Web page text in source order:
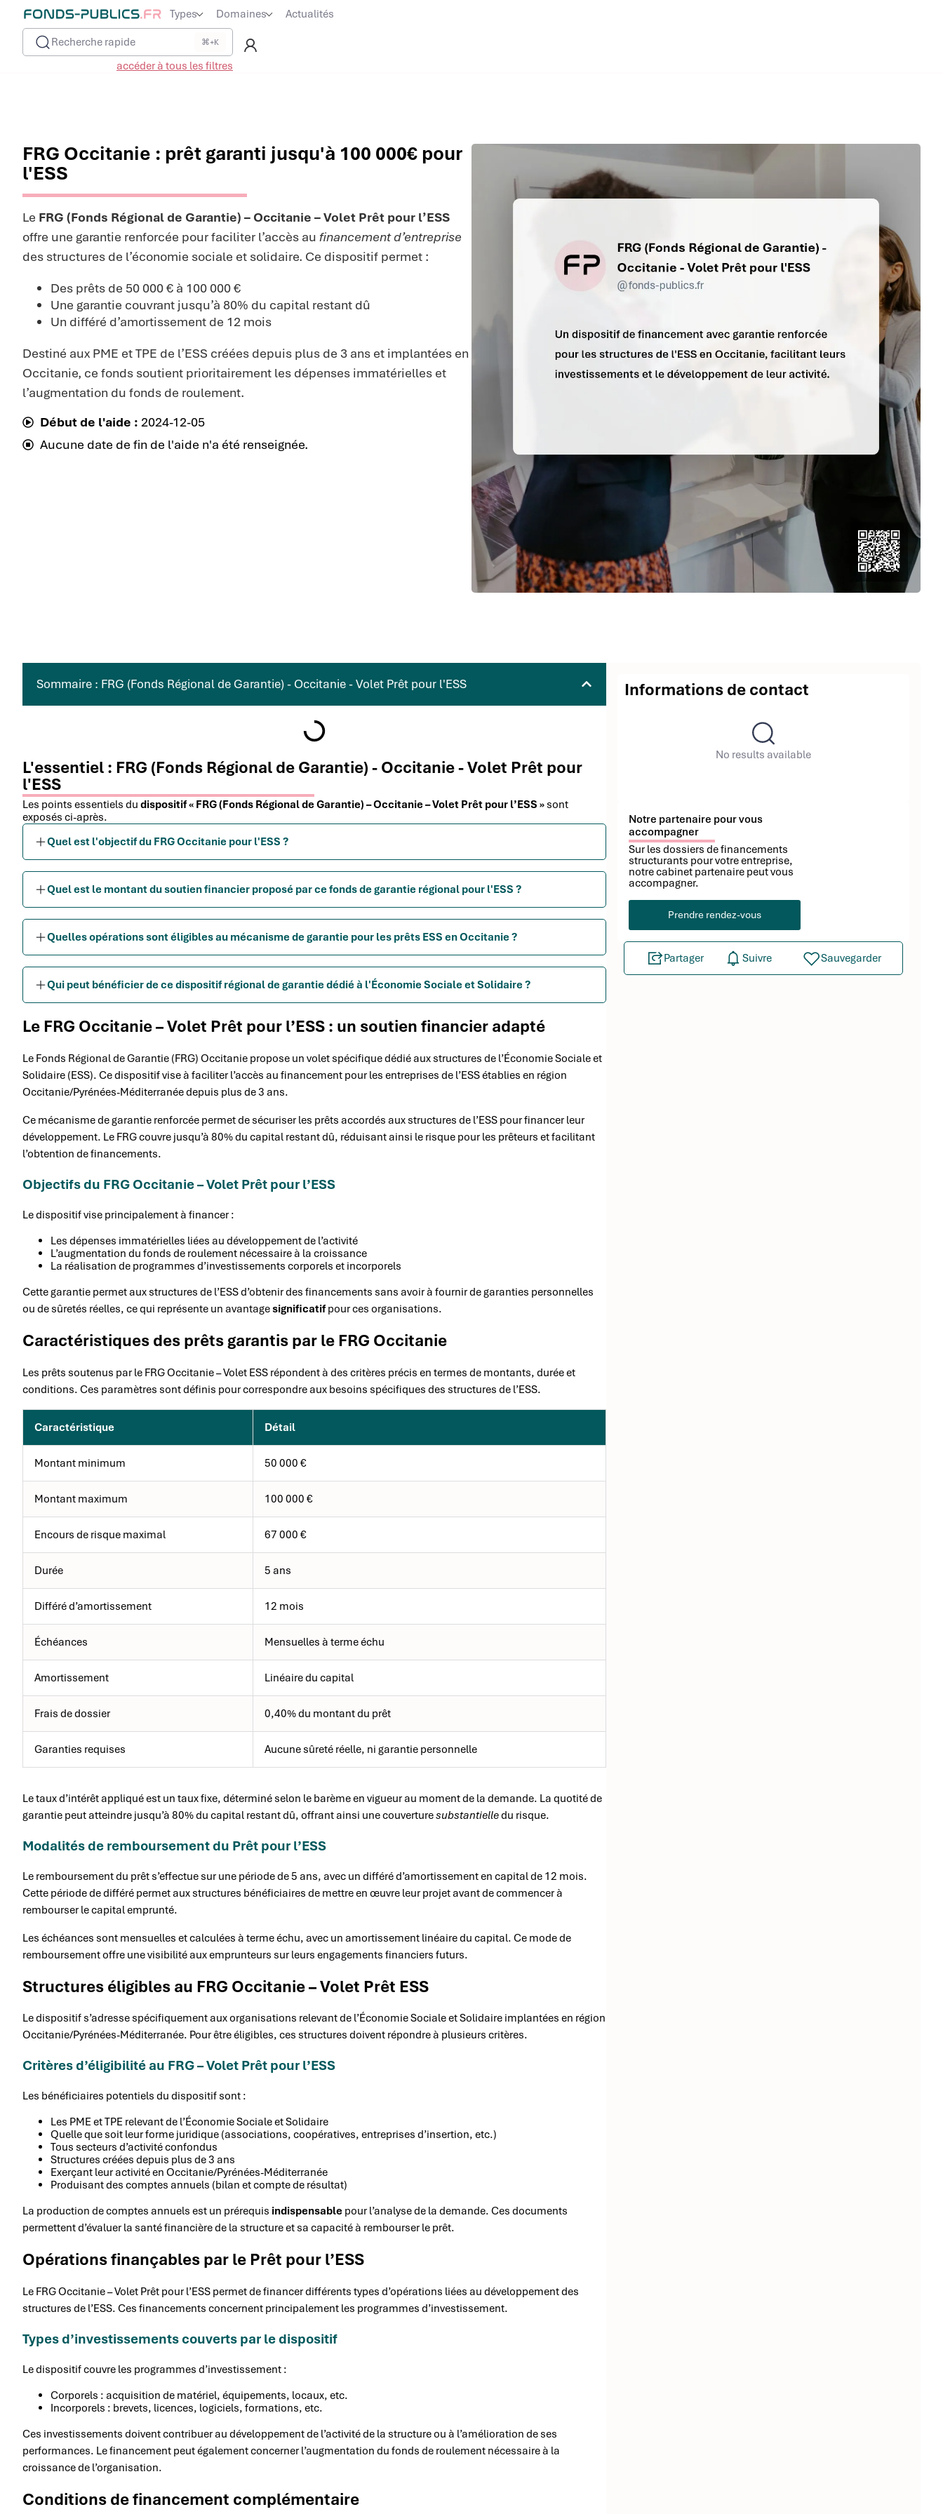
Types Domaines
Actualités
Recherche rapide
⌘+K
accéder à tous les filtres
FRG Occitanie : prêt garanti jusqu'à 100 000€ pour
l'ESS
Le FRG (Fonds Régional de Garantie) – Occitanie – Volet Prêt pour l’ESS
offre une garantie renforcée pour faciliter l’accès au financement d’entreprise
des structures de l’économie sociale et solidaire. Ce dispositif permet :
Des prêts de 50 000 € à 100 000 €
Une garantie couvrant jusqu’à 80% du capital restant dû
Un différé d’amortissement de 12 mois
Destiné aux PME et TPE de l’ESS créées depuis plus de 3 ans et implantées en
Occitanie, ce fonds soutient prioritairement les dépenses immatérielles et
l’augmentation du fonds de roulement.
Début de l'aide : 2024-12-05
Aucune date de fin de l'aide n'a été renseignée.
Sommaire : FRG (Fonds Régional de Garantie) - Occitanie - Volet Prêt pour l'ESS
L'essentiel : FRG (Fonds Régional de Garantie) - Occitanie - Volet Prêt pour
l'ESS
Les points essentiels du dispositif « FRG (Fonds Régional de Garantie) – Occitanie – Volet Prêt pour l’ESS » sont
exposés ci-après.
Quel est l'objectif du FRG Occitanie pour l'ESS ?
Quel est le montant du soutien financier proposé par ce fonds de garantie régional pour l'ESS ?
Quelles opérations sont éligibles au mécanisme de garantie pour les prêts ESS en Occitanie ?
Qui peut bénéficier de ce dispositif régional de garantie dédié à l'Économie Sociale et Solidaire ?
Le FRG Occitanie – Volet Prêt pour l’ESS : un soutien financier adapté
Le Fonds Régional de Garantie (FRG) Occitanie propose un volet spécifique dédié aux structures de l’Économie Sociale et
Solidaire (ESS). Ce dispositif vise à faciliter l’accès au financement pour les entreprises de l’ESS établies en région
Occitanie/Pyrénées-Méditerranée depuis plus de 3 ans.
Ce mécanisme de garantie renforcée permet de sécuriser les prêts accordés aux structures de l’ESS pour financer leur
développement. Le FRG couvre jusqu’à 80% du capital restant dû, réduisant ainsi le risque pour les prêteurs et facilitant
l’obtention de financements.
Objectifs du FRG Occitanie – Volet Prêt pour l’ESS
Le dispositif vise principalement à financer :
Les dépenses immatérielles liées au développement de l’activité
L’augmentation du fonds de roulement nécessaire à la croissance
La réalisation de programmes d’investissements corporels et incorporels
Cette garantie permet aux structures de l’ESS d’obtenir des financements sans avoir à fournir de garanties personnelles
ou de sûretés réelles, ce qui représente un avantagesignificatifpour ces organisations.
Caractéristiques des prêts garantis par le FRG Occitanie
Les prêts soutenus par le FRG Occitanie – Volet ESS répondent à des critères précis en termes de montants, durée et
conditions. Ces paramètres sont définis pour correspondre aux besoins spécifiques des structures de l’ESS.
Caractéristique Détail
Montant minimum 50 000 €
Montant maximum 100 000 €
Encours de risque maximal 67 000 €
Durée 5 ans
Différé d’amortissement 12 mois
Échéances Mensuelles à terme échu
Amortissement Linéaire du capital
Frais de dossier 0,40% du montant du prêt
Garanties requises Aucune sûreté réelle, ni garantie personnelle
Le taux d’intérêt appliqué est un taux fixe, déterminé selon le barème en vigueur au moment de la demande. La quotité de
garantie peut atteindre jusqu’à 80% du capital restant dû, offrant ainsi une couverturesubstantielledu risque.
Modalités de remboursement du Prêt pour l’ESS
Le remboursement du prêt s’effectue sur une période de 5 ans, avec un différé d’amortissement en capital de 12 mois.
Cette période de différé permet aux structures bénéficiaires de mettre en œuvre leur projet avant de commencer à
rembourser le capital emprunté.
Les échéances sont mensuelles et calculées à terme échu, avec un amortissement linéaire du capital. Ce mode de
remboursement offre une visibilité aux emprunteurs sur leurs engagements financiers futurs.
Structures éligibles au FRG Occitanie – Volet Prêt ESS
Le dispositif s’adresse spécifiquement aux organisations relevant de l’Économie Sociale et Solidaire implantées en région
Occitanie/Pyrénées-Méditerranée. Pour être éligibles, ces structures doivent répondre à plusieurs critères.
Critères d’éligibilité au FRG – Volet Prêt pour l’ESS
Les bénéficiaires potentiels du dispositif sont :
Les PME et TPE relevant de l’Économie Sociale et Solidaire
Quelle que soit leur forme juridique (associations, coopératives, entreprises d’insertion, etc.)
Tous secteurs d’activité confondus
Structures créées depuis plus de 3 ans
Exerçant leur activité en Occitanie/Pyrénées-Méditerranée
Produisant des comptes annuels (bilan et compte de résultat)
La production de comptes annuels est un prérequis indispensable pour l’analyse de la demande. Ces documents
permettent d’évaluer la santé financière de la structure et sa capacité à rembourser le prêt.
Opérations finançables par le Prêt pour l’ESS
Le FRG Occitanie – Volet Prêt pour l’ESS permet de financer différents types d’opérations liées au développement des
structures de l’ESS. Ces financements concernent principalement les programmes d’investissement.
Types d’investissements couverts par le dispositif
Le dispositif couvre les programmes d’investissement :
Corporels : acquisition de matériel, équipements, locaux, etc.
Incorporels : brevets, licences, logiciels, formations, etc.
Ces investissements doivent contribuer au développement de l’activité de la structure ou à l’amélioration de ses
performances. Le financement peut également concerner l’augmentation du fonds de roulement nécessaire à la
croissance de l’organisation.
Conditions de financement complémentaire
Informations de contact
No results available
Notre partenaire pour vous
accompagner
Sur les dossiers de financements
structurants pour votre entreprise,
notre cabinet partenaire peut vous
accompagner.
Prendre rendez-vous
Partager Suivre Sauvegarder